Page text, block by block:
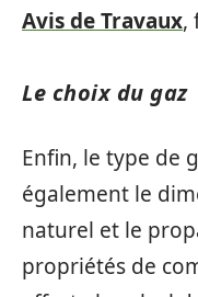
Avis de Travaux,
Le choix du gaz
Enfin, le type de
également le
naturel et le
propriétés de